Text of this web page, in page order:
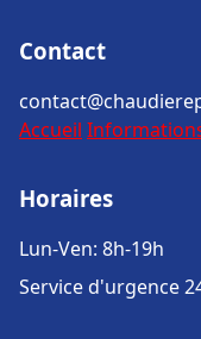
Contact
Accueil
Horaires
Lun-Ven: 8h-19h
Service d'urgence